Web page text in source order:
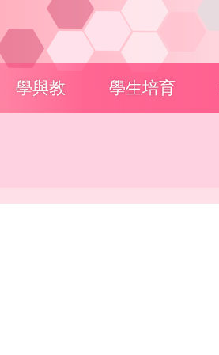
學與教 學生培育